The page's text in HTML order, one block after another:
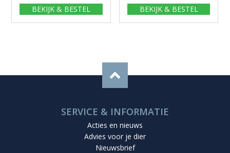
BEKIJK & BESTEL BEKIJK & BESTEL
SERVICE & INFORMATIE
Acties en nieuws
Advies voor je dier
Nieuwsbrief